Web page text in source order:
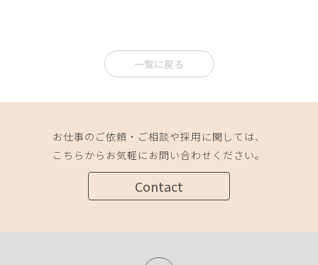
一覧に戻る
お仕事のご依頼・ご相談や採用に関しては、
こちらからお気軽にお問い合わせください。
Contact